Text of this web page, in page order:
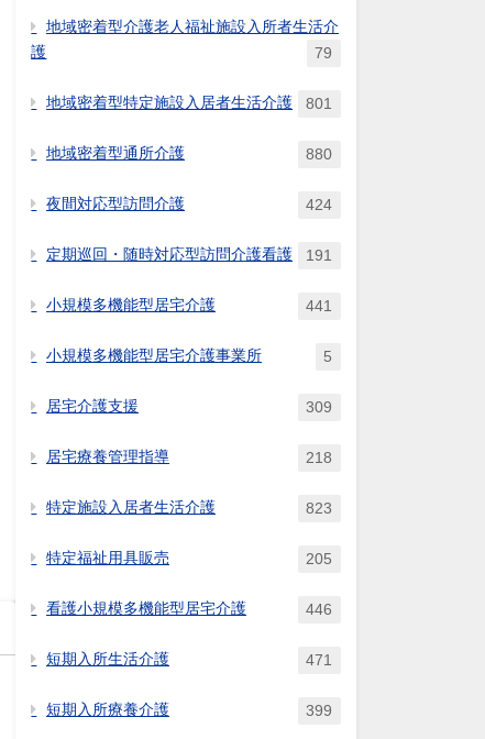
地域密着型介護老人福祉施設入所者生活介
護
79
地域密着型特定施設入居者生活介護 801
地域密着型通所介護 880
夜間対応型訪問介護 424
定期巡回・随時対応型訪問介護看護 191
小規模多機能型居宅介護 441
小規模多機能型居宅介護事業所 5
居宅介護支援 309
居宅療養管理指導 218
特定施設入居者生活介護 823
特定福祉用具販売 205
看護小規模多機能型居宅介護 446
短期入所生活介護 471
短期入所療養介護 399